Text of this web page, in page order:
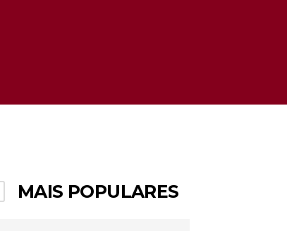
MAIS POPULARES